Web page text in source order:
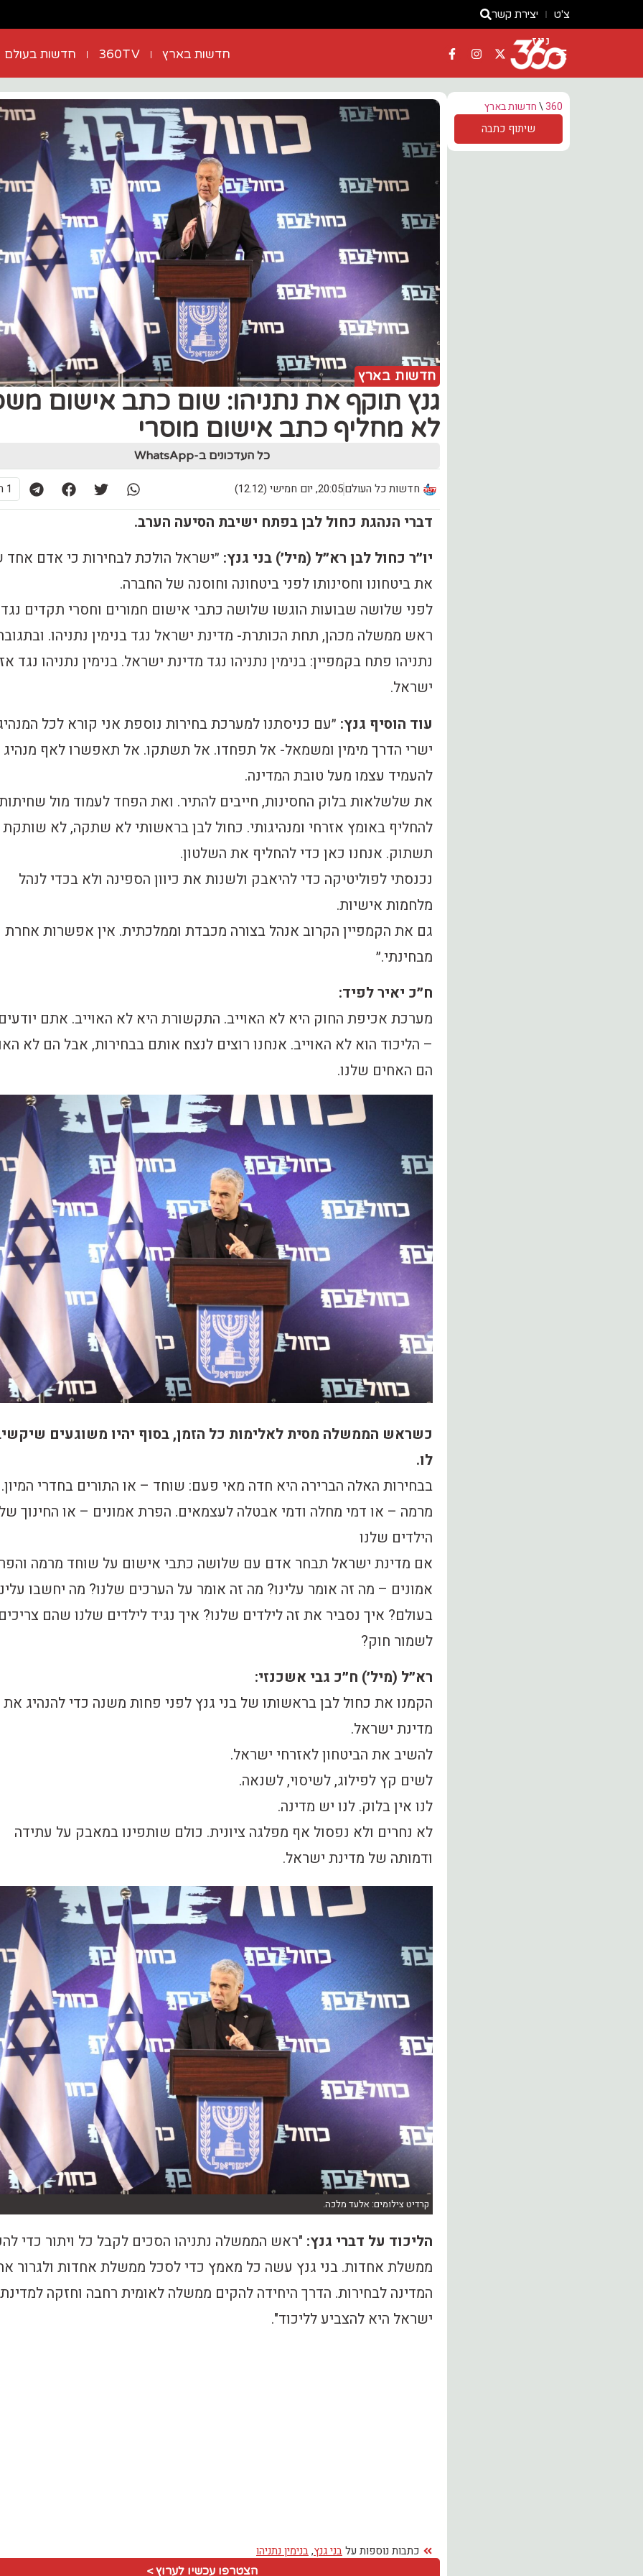
צ'ט יצירת קשר
ניוז
חדשות בארץ 360TV חדשות בעולם
360
\חדשות בארץ
שיתוף כתבה
חדשות בארץ
גנץ תוקף את נתניהו: שום כתב אישום
לא מחליף כתב אישום מוסרי
כל העדכונים ב-WhatsApp
חדשות כל העולם20:05, יום חמישי (12.12) 1 תגובות
דברי הנהגת כחול לבן בפתח ישיבת הסיעה הערב.
יו״ר כחול לבן רא״ל (מיל׳) בני גנץ: ״ישראל הולכת לבחירות כי אדם
את ביטחונו וחסינותו לפני ביטחונה וחוסנה של החברה.
לפני שלושה שבועות הוגשו שלושה כתבי אישום חמורים וחסרי תקדים נגד
ראש ממשלה מכהן, תחת הכותרת- מדינת ישראל נגד בנימין נתניהו.
נתניהו פתח בקמפיין: בנימין נתניהו נגד מדינת ישראל. בנימין נתניהו נגד
ישראל.
עוד הוסיף גנץ: ״עם כניסתנו למערכת בחירות נוספת אני קורא לכל
ישרי הדרך מימין ומשמאל- אל תפחדו. אל תשתקו. אל תאפשרו לאף מנהיג
להעמיד עצמו מעל טובת המדינה.
את שלשלאות בלוק החסינות, חייבים להתיר. ואת הפחד לעמוד מול
להחליף באומץ אזרחי ומנהיגותי. כחול לבן בראשותי לא שתקה, לא שותקת
תשתוק. אנחנו כאן כדי להחליף את השלטון.
נכנסתי לפוליטיקה כדי להיאבק ולשנות את כיוון הספינה ולא בכדי לנהל
מלחמות אישיות.
גם את הקמפיין הקרוב אנהל בצורה מכבדת וממלכתית. אין אפשרות אחרת
מבחינתי.״
ח״כ יאיר לפיד:
מערכת אכיפת החוק היא לא האוייב. התקשורת היא לא האוייב. אתם
– הליכוד הוא לא האוייב. אנחנו רוצים לנצח אותם בבחירות, אבל הם לא
הם האחים שלנו.
כשראש הממשלה מסית לאלימות כל הזמן, בסוף יהיו משוגעים
לו.
בבחירות האלה הברירה היא חדה מאי פעם: שוחד – או התורים בחדרי המיון.
מרמה – או דמי מחלה ודמי אבטלה לעצמאים. הפרת אמונים – או החינוך
הילדים שלנו
אם מדינת ישראל תבחר אדם עם שלושה כתבי אישום על שוחד מרמה
אמונים – מה זה אומר עלינו? מה זה אומר על הערכים שלנו? מה יחשבו
בעולם? איך נסביר את זה לילדים שלנו? איך נגיד לילדים שלנו שהם
לשמור חוק?
רא״ל (מיל׳) ח״כ גבי אשכנזי:
הקמנו את כחול לבן בראשותו של בני גנץ לפני פחות משנה כדי להנהיג את
מדינת ישראל.
להשיב את הביטחון לאזרחי ישראל.
לשים קץ לפילוג, לשיסוי, לשנאה.
לנו אין בלוק. לנו יש מדינה.
לא נחרים ולא נפסול אף מפלגה ציונית. כולם שותפינו במאבק על עתידה
ודמותה של מדינת ישראל.
קרדיט צילומים: אלעד מלכה.
‏הליכוד על דברי גנץ: "ראש הממשלה נתניהו הסכים לקבל כל ויתור כדי
ממשלת אחדות. בני גנץ עשה כל מאמץ כדי לסכל ממשלת אחדות ולגרור
המדינה לבחירות. הדרך היחידה להקים ממשלה לאומית רחבה וחזקה למדינת
ישראל היא להצביע לליכוד".
כתבות נוספות עלבני גנץ,בנימין נתניהו
הצטרפו עכשיו לערוץ >